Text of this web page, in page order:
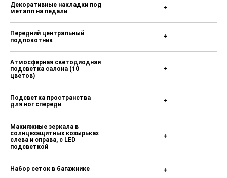
Система Light Assistant (Coming
2 лампы для чтения спереди
Задние светодиодные фонари High
Круиз-контроль с ограничителем
Передние противотуманные фары
с системой освещения поворотов
Corner
Исполнение для курящих
зоны)
Многофункциональный индикатор
Декоративные накладки под
металл на педали
Передний центральный
подлокотник
Атмосферная светодиодная
подсветка салона (10
цветов)
Подсветка пространства
для ног спереди
Макияжные зеркала в
солнцезащитных козырьках
слева и справа, с LED
подсветкой
Набор сеток в багажнике
+
+
+
+
+
+